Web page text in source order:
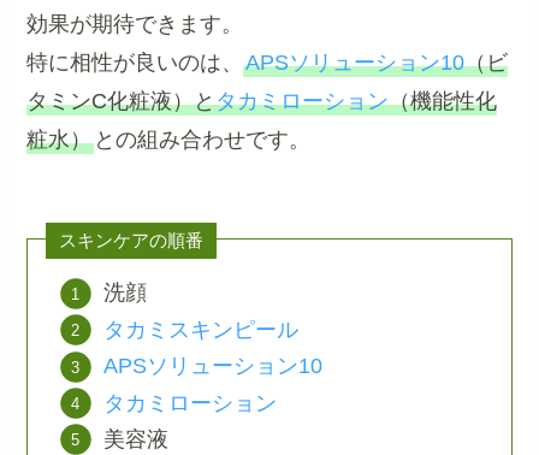
効果が期待できます。
特に相性が良いのは、APSソリューション10（ビ
タミンC化粧液）とタカミローション（機能性化
粧水） との組み合わせです。
スキンケアの順番
洗顔
タカミスキンピール
APSソリューション10
タカミローション
美容液